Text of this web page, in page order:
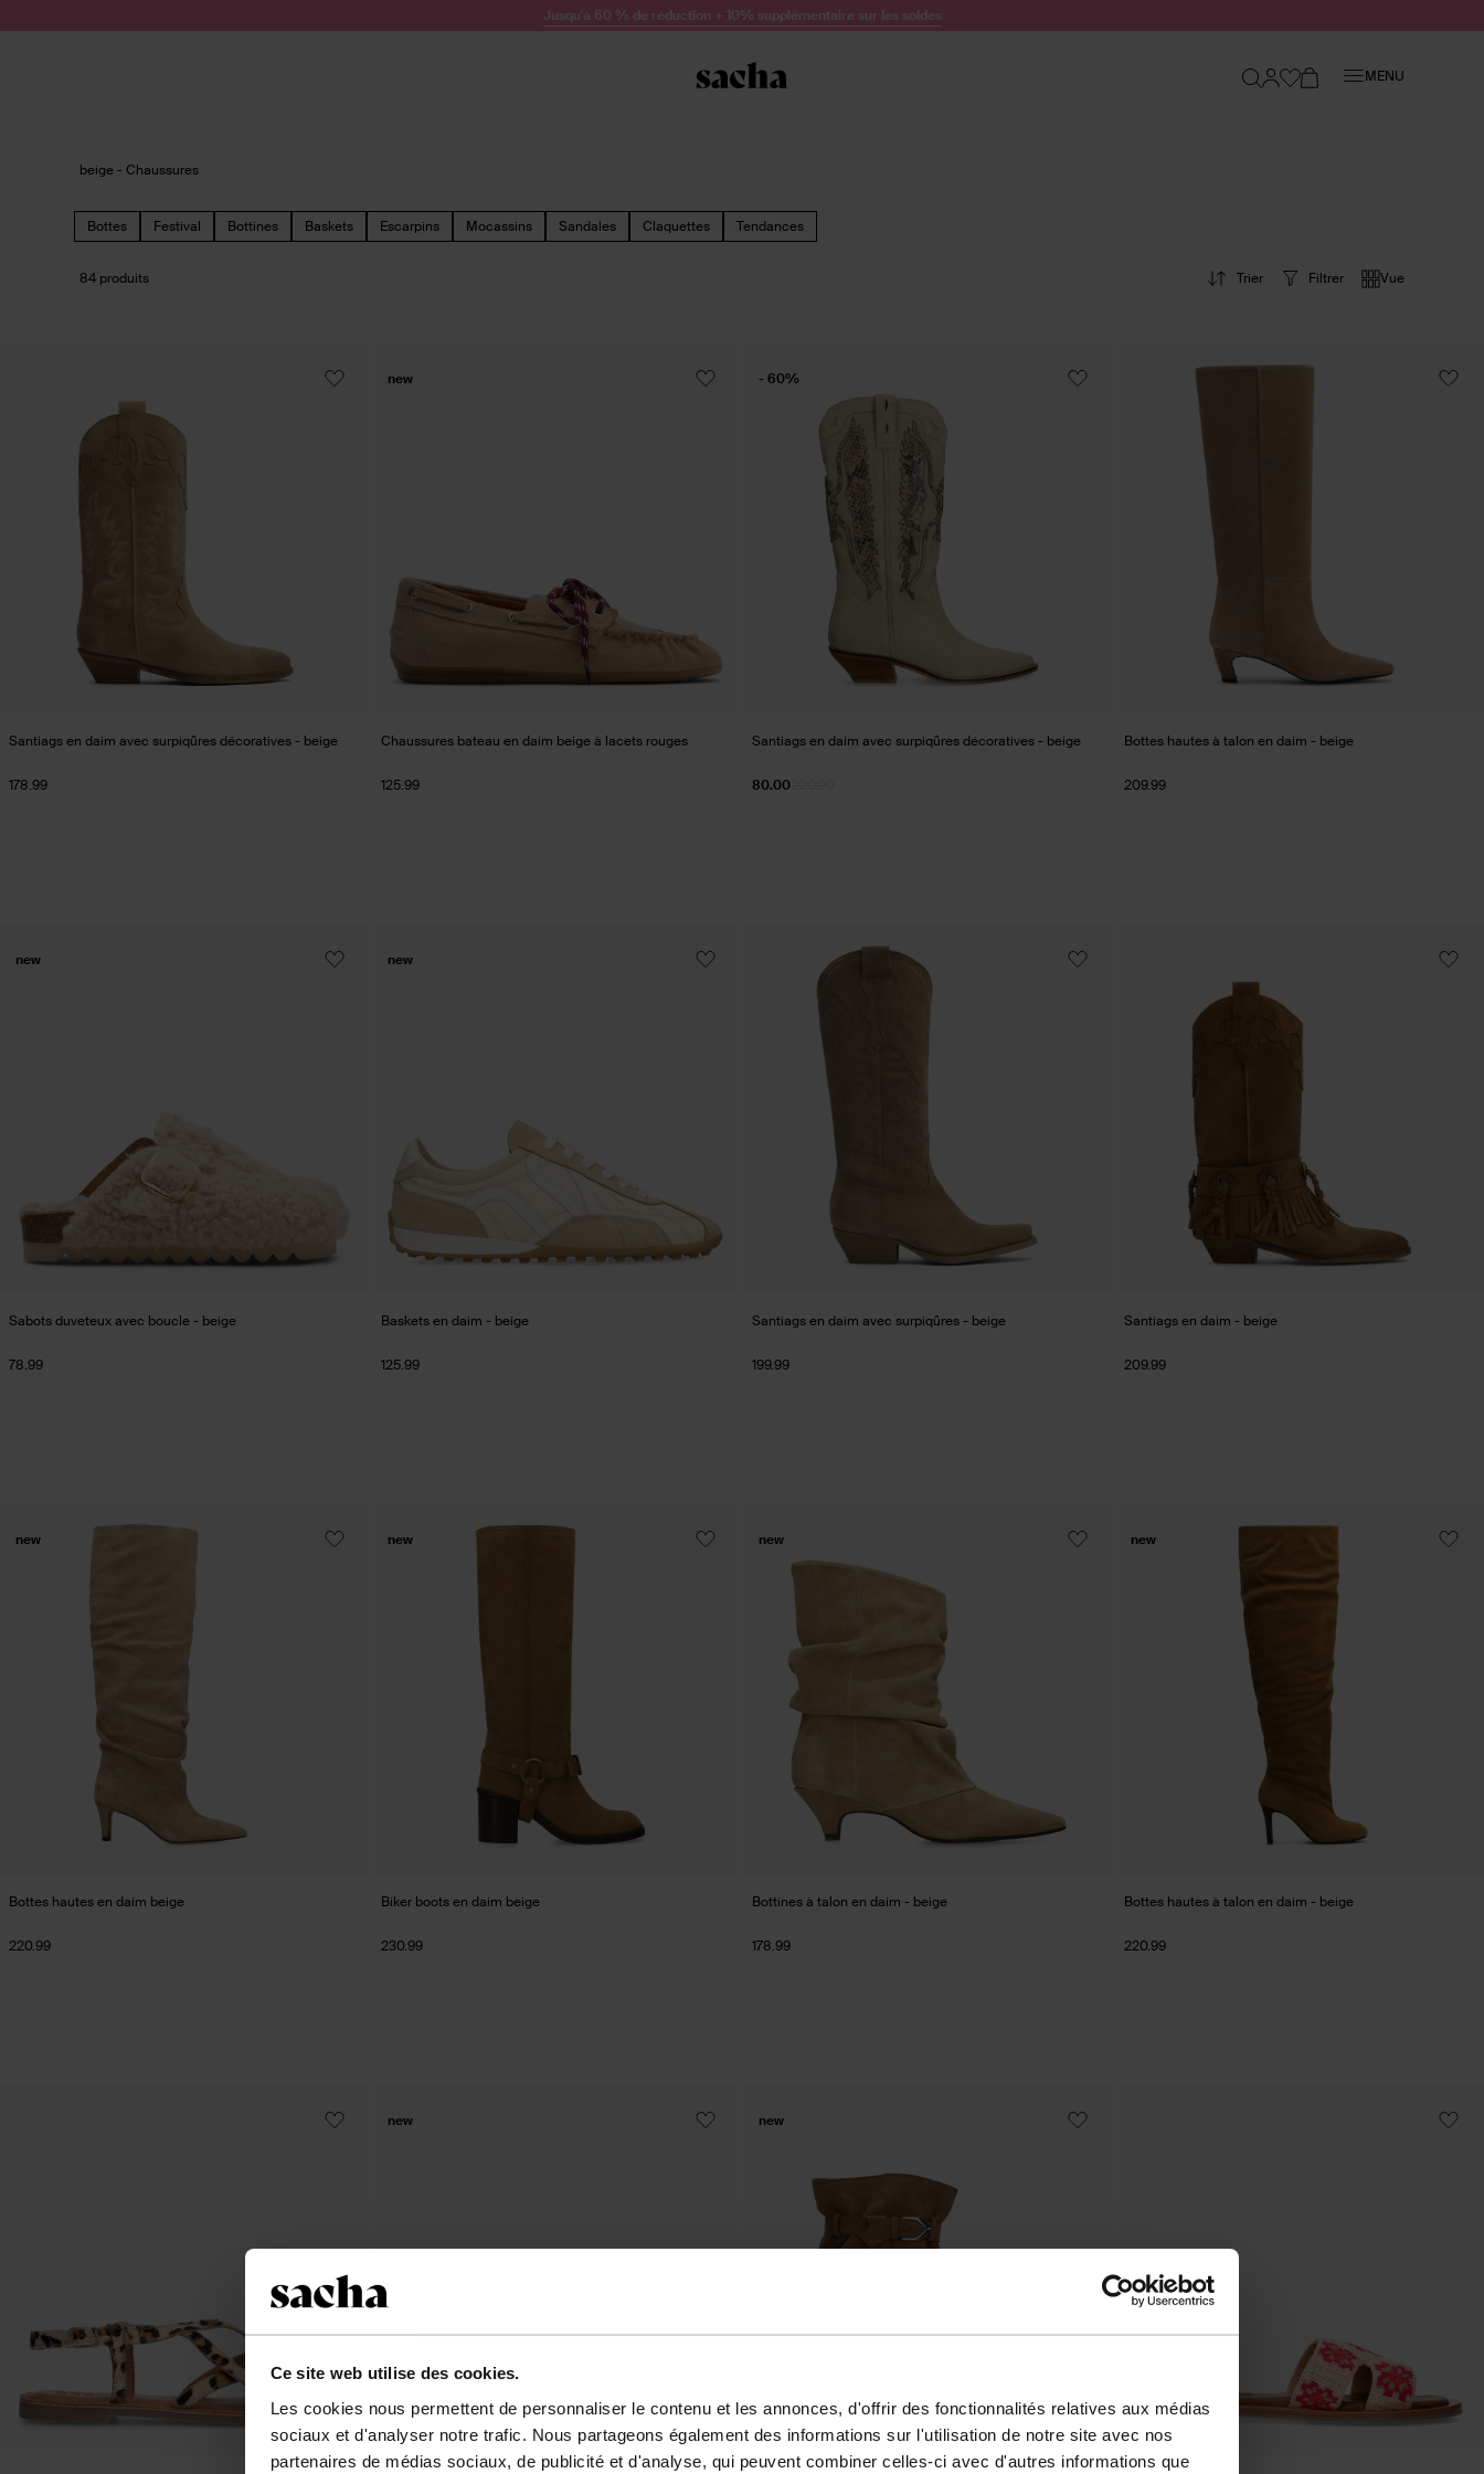
Ce site web utilise des cookies.
Les cookies nous permettent de personnaliser le contenu et les annonces, d'offrir des fonctionnalités relatives aux médias
sociaux et d'analyser notre trafic. Nous partageons également des informations sur l'utilisation de notre site avec nos
partenaires de médias sociaux, de publicité et d'analyse, qui peuvent combiner celles-ci avec d'autres informations que
Jusqu'à 60 % de réduction + 10% supplémentaire sur les soldes
MENU
beige - Chaussures
Bottes Festival Bottines Baskets Escarpins Mocassins Sandales Claquettes Tendances
Filtrer Vue
84 produits Trier
Santiags en daim avec surpiqûres décoratives - beige
178.99
Chaussures bateau en daim beige à lacets rouges
125.99
new
Santiags en daim avec surpiqûres décoratives - beige
80.00
- 60%
Bottes hautes à talon en daim - beige
209.99
Sabots duveteux avec boucle - beige
78.99
new
Baskets en daim - beige
125.99
new
Santiags en daim avec surpiqûres - beige
199.99
Santiags en daim - beige
209.99
Bottes hautes en daim beige
220.99
new
Biker boots en daim beige
230.99
new
Bottines à talon en daim - beige
178.99
new
Bottes hautes à talon en daim - beige
220.99
new
new new